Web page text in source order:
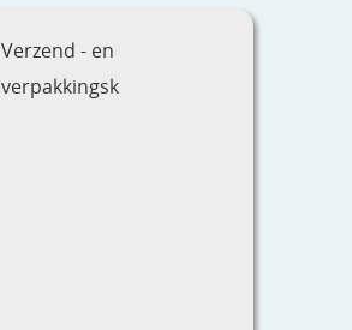
Verzend - en
verpakkingsk